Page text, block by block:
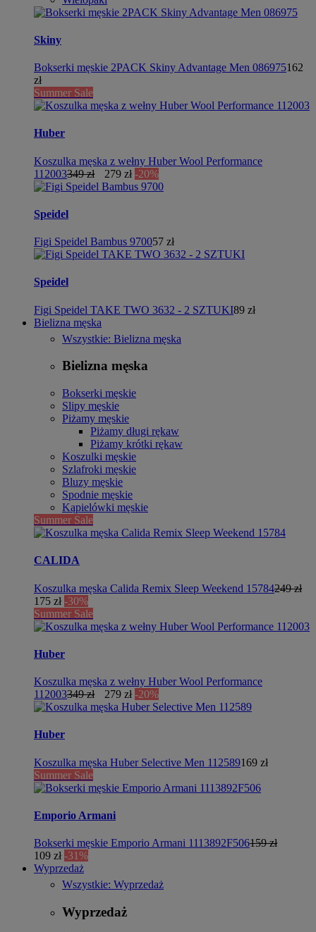
Skiny
Bokserki męskie 2PACK Skiny Advantage Men 086975162
zł
Summer Sale
Huber
Koszulka męska z wełny Huber Wool Performance
112003349 zł 279 zł -20%
Speidel
Figi Speidel Bambus 970057 zł
Speidel
Figi Speidel TAKE TWO 3632 - 2 SZTUKI89 zł
Bielizna męska
Wszystkie: Bielizna męska
Bielizna męska
Bokserki męskie
Slipy męskie
Piżamy męskie
Piżamy długi rękaw
Piżamy krótki rękaw
Koszulki męskie
Szlafroki męskie
Bluzy męskie
Spodnie męskie
Kąpielówki męskie
Summer Sale
CALIDA
Koszulka męska Calida Remix Sleep Weekend 15784249 zł
175 zł -30%
Summer Sale
Huber
Koszulka męska z wełny Huber Wool Performance
112003349 zł 279 zł -20%
Huber
Koszulka męska Huber Selective Men 112589169 zł
Summer Sale
Emporio Armani
Bokserki męskie Emporio Armani 1113892F506159 zł
109 zł -31%
Wyprzedaż
Wszystkie: Wyprzedaż
Wyprzedaż